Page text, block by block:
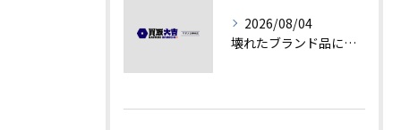
2026/08/04
壊れたブランド品にも価値がつく理由とは